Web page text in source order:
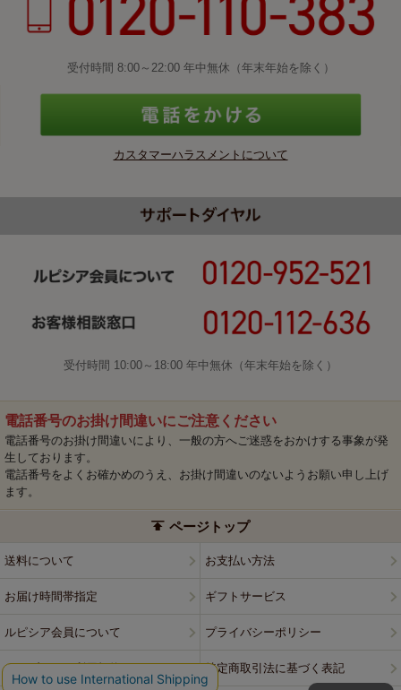
受付時間 8:00～22:00 年中無休（年末年始を除く）
カスタマーハラスメントについて
受付時間 10:00～18:00 年中無休（年末年始を除く）
電話番号のお掛け間違いにご注意ください
電話番号のお掛け間違いにより、一般の方へご迷惑をおかけする事象が発
生しております。
電話番号をよくお確かめのうえ、お掛け間違いのないようお願い申し上げ
ます。
ページトップ
送料について お支払い方法
お届け時間帯指定 ギフトサービス
ルピシア会員について プライバシーポリシー
ウェブサイト利用規約 特定商取引法に基づく表記